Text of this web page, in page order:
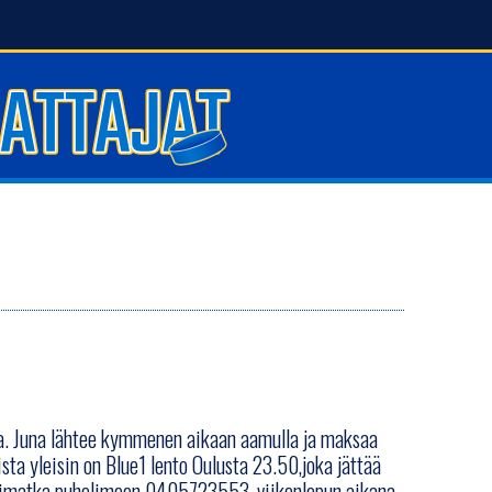
lähtee kymmenen aikaan aamulla ja maksaa
yleisin on Blue1 lento Oulusta 23.50,joka jättää